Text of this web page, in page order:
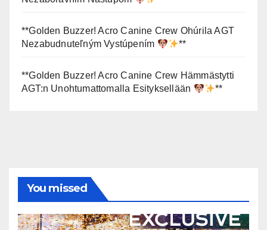
**Golden Buzzer! Acro Canine Crew Ohúrila AGT
Nezabudnuteľným Vystúpením
**
**Golden Buzzer! Acro Canine Crew Hämmästytti
AGT:n Unohtumattomalla Esityksellään
**
You missed